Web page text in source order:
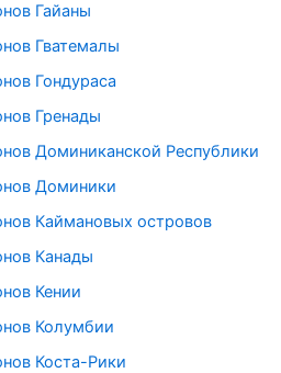
Гайаны
Гватемалы
Гондураса
Гренады
Доминиканской Республики
Доминики
Каймановых островов
Канады
Кении
Колумбии
Коста-Рики